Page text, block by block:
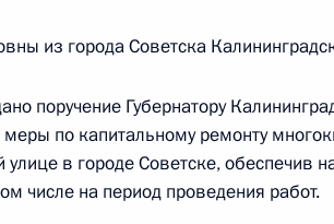
по приёму граждан в Москве
из города Советска
поручение Губернатору
по капитальному ремонту
в городе Советске, обеспечив
числе на период проведения работ.